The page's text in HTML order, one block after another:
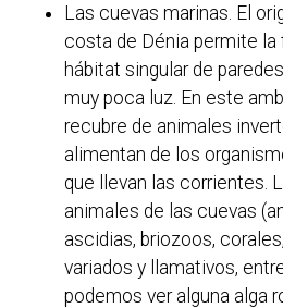
Las cuevas marinas. El
costa de Dénia permite la
hábitat singular de
muy poca luz. En este
recubre de animales
alimentan de los
que llevan las corrientes.
animales de las cuevas
ascidias, briozoos,
variados y llamativos,
podemos ver alguna alga